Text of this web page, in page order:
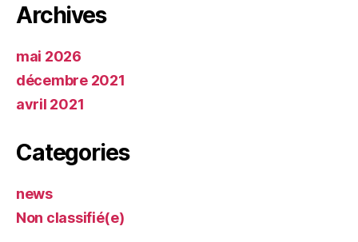
Archives
mai 2026
décembre 2021
avril 2021
Categories
news
Non classifié(e)